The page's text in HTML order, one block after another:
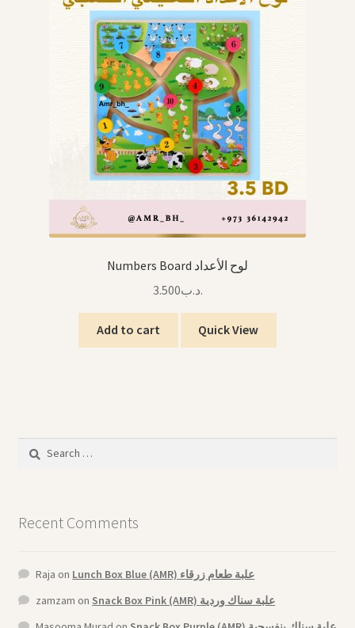
Numbers Board لوح الأعداد
.د.ب3.500
Add to cart Quick View
Search
Recent Comments
Raja on
Lunch Box Blue (AMR) علبة طعام زرقاء
zamzam on
Snack Box Pink (AMR) علبة سناك وردية